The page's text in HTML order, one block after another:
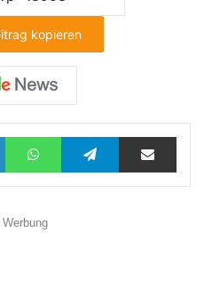
kopieren
LinkedInWhatsAppTelegramTeilen via E-Mail